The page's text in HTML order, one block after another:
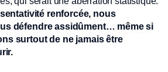
renforcée, nous
défendre assidûment… même si
surtout de ne jamais être